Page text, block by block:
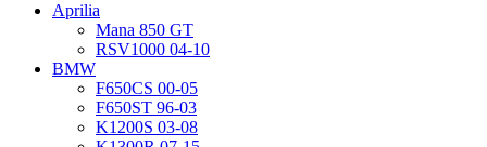
Aprilia
Mana 850 GT
RSV1000 04-10
BMW
F650CS 00-05
F650ST 96-03
K1200S 03-08